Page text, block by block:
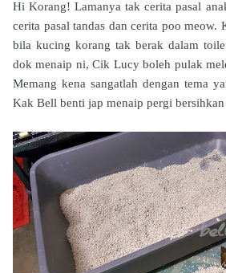
Hi Korang! Lamanya tak cerita pasal
cerita pasal tandas dan cerita poo meow.
bila kucing korang tak berak dalam
dok menaip ni, Cik Lucy boleh pulak
Memang kena sangatlah dengan tema
Kak Bell benti jap menaip pergi bersihkan